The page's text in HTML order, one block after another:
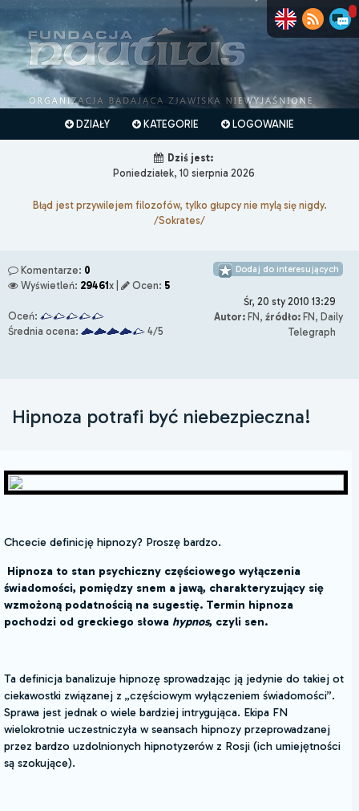
DZIAŁY KATEGORIE LOGOWANIE
Dziś jest:
Poniedziałek, 10 sierpnia 2026
Błąd jest przywilejem filozofów, tylko głupcy nie mylą się nigdy.
/Sokrates/
Komentarze: 0
Wyświetleń: 29461x | Ocen: 5
Oceń:
Średnia ocena:
4/5
Dodaj do interesujących
Śr, 20 sty 2010 13:29
Autor: FN, źródło: FN, Daily
Telegraph
Hipnoza potrafi być niebezpieczna!
Chcecie definicję hipnozy? Proszę bardzo.
Hipnoza to stan psychiczny częściowego wyłączenia
świadomości, pomiędzy snem a jawą, charakteryzujący się
wzmożoną podatnością na sugestię. Termin hipnoza
pochodzi od greckiego słowa hypnos, czyli sen.
Ta definicja banalizuje hipnozę sprowadzając ją jedynie do takiej ot
ciekawostki związanej z „częściowym wyłączeniem świadomości”.
Sprawa jest jednak o wiele bardziej intrygująca. Ekipa FN
wielokrotnie uczestniczyła w seansach hipnozy przeprowadzanej
przez bardzo uzdolnionych hipnotyzerów z Rosji (ich umiejętności
są szokujące).